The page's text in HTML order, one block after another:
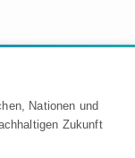
Nationen und
Zukunft